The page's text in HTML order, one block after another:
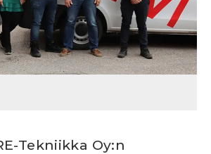
Tekniikka Oy:n